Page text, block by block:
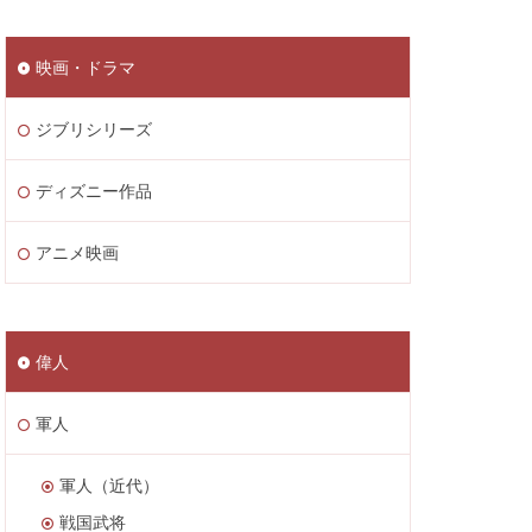
映画・ドラマ
ジブリシリーズ
ディズニー作品
アニメ映画
偉人
軍人
軍人（近代）
戦国武将